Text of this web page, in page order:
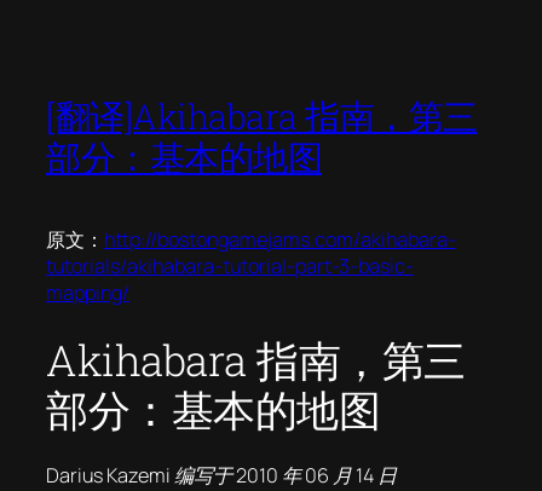
[翻译]Akihabara 指南，第三
部分：基本的地图
原文： http://bostongamejams.com/akihabara-
tutorials/akihabara-tutorial-part-3-basic-
mapping/
Akihabara 指南，第三
部分：基本的地图
Darius Kazemi 编写于 2010 年 06 月 14 日